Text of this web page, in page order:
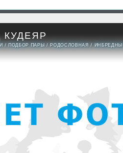
/ПОДБОР ПАРЫ /РОДОСЛОВНАЯ /